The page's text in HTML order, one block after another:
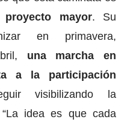
proyecto mayor. Su
en primavera,
una marcha en
a la participación
visibilizando la
idea es que cada